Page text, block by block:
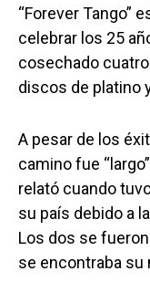
“Forever Tango”
celebrar los 25
cosechado
discos de platino
A pesar de los
camino fue
relató cuando
su país debido a
Los dos se
se encontraba su